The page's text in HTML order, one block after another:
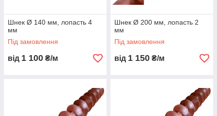
Шнек Ø 140 мм, лопасть 4
мм
Під замовлення
від 1 100 ₴/м
Шнек Ø 200 мм, лопасть 2
мм
Під замовлення
від 1 150 ₴/м